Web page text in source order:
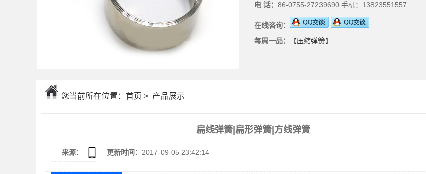
电 话： 86-0755-27239690 手机：13823551557
在线咨询：
每周一品：
【压缩弹簧】
您当前所在位置： 首页 > 产品展示
扁线弹簧|扁形弹簧|方线弹簧
来源： 更新时间： 2017-09-05 23:42:14